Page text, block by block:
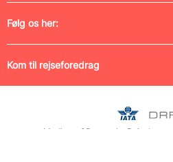
Følg os her:
Kom til rejseforedrag
Medlem af Danmarks